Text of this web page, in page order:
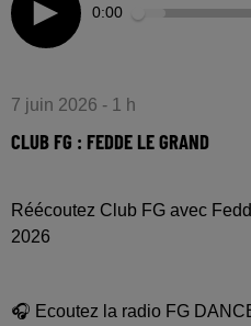
0:00
7 juin 2026 - 1 h
CLUB FG : FEDDE LE GRAND
Réécoutez Club FG avec
2026
🎧 Ecoutez la radio FG